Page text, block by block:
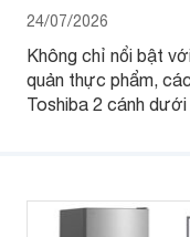
24/07/2026
Không chỉ nổi bật
quản thực phẩm,
Toshiba 2 cánh